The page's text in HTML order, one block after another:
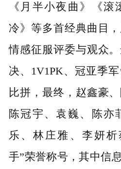
《月半小夜曲》《
冷》等多首经典曲目
情感征服评委与观众
决、 1V1PK、冠亚季
比拼，最终，赵鑫豪
陈冠宇、袁巍、陈亦
乐、林庄雅、李妍
手”荣誉称号，其中信